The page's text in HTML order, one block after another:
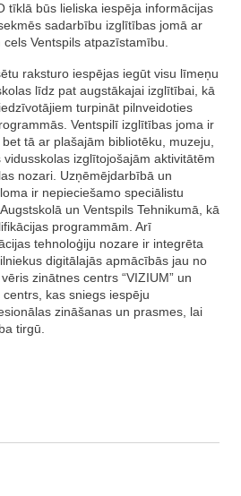
tīklā būs lieliska iespēja informācijas
sadarbību izglītības jomā ar
Ventspils atpazīstamību.
raksturo iespējas iegūt visu līmeņu
līdz pat augstākajai izglītībai, kā
turpināt pilnveidoties
Ventspilī izglītības joma ir
tā ar plašajām bibliotēku, muzeju,
izglītojošajām aktivitātēm
nozari. Uzņēmējdarbībā un
ir nepieciešamo speciālistu
un Ventspils Tehnikumā, kā
programmām. Arī
tehnoloģiju nozare ir integrēta
digitālajās apmācībās jau no
zinātnes centrs “VIZIUM” un
kas sniegs iespēju
zināšanas un prasmes, lai
tirgū.